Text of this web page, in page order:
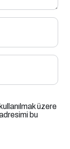
üzere
bu